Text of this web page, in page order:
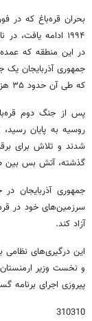
۱۹۹۴ ادامه
در این منطقه که
که طی آن حدود ۳۵ هزار نفر کشته و بیش از ۸۰۰ هزار نفر نیز آواره شدند.
گذشته، آتش بس بین
آزاد کند.
این درگیری‌های نظامی
پیروزی اجرای برنامه
310310